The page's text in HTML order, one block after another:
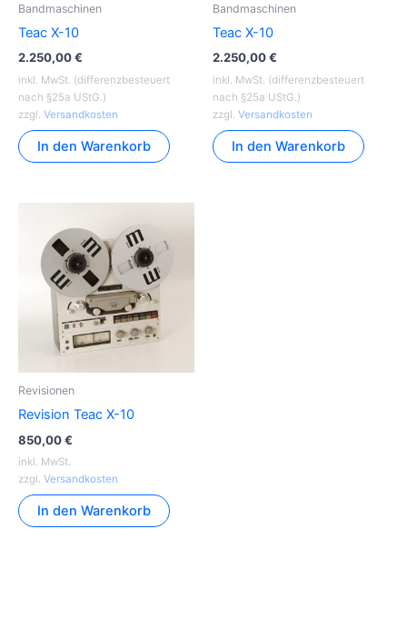
Bandmaschinen
Teac X-10
2.250,00€
inkl. MwSt. (differenzbesteuert
nach §25a UStG.)
zzgl. Versandkosten
In den Warenkorb
Bandmaschinen
Teac X-10
2.250,00€
inkl. MwSt. (differenzbesteuert
nach §25a UStG.)
zzgl. Versandkosten
In den Warenkorb
Revisionen
Revision Teac X-10
850,00€
inkl. MwSt.
zzgl. Versandkosten
In den Warenkorb